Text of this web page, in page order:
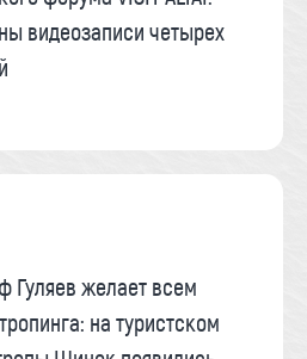
видеозаписи четырех
Гуляев желает всем
на туристском